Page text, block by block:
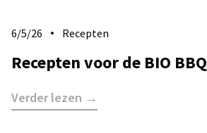
6/5/26 Recepten
Recepten voor de BIO BBQ
Verder lezen →